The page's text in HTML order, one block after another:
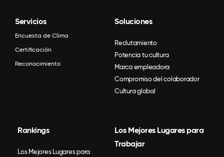
Servicios
Encuesta de Clima
Certificación
Reconocimiento
Soluciones
Reclutamiento
Potencia tu cultura
Marca empleadora
Compromiso del colaborador
Cultura global
Rankings
Los Mejores Lugares para
Los Mejores Lugares para
Trabajar